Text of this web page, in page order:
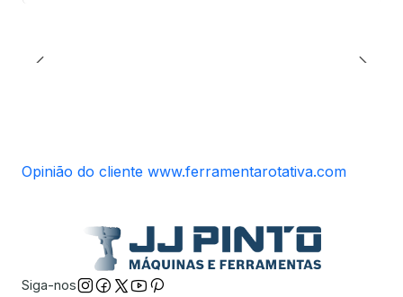
Opinião do cliente www.ferramentarotativa.com
Siga-nos